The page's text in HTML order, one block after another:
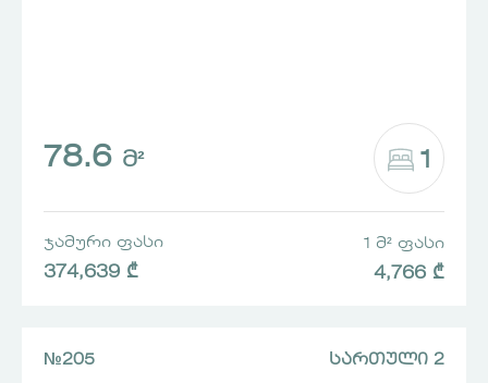
78.6 Მ² 1
ᲯᲐᲛᲣᲠᲘ ᲤᲐᲡᲘ
374,639 ₾
1 Მ² ᲤᲐᲡᲘ
4,766 ₾
№205 ᲡᲐᲠᲗᲣᲚᲘ 2